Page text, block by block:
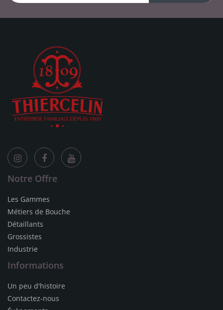
Notre Offre
Les Gammes
Métiers de Bouche
Détaillants
Grossistes
Industrie
Informations
Un peu d'histoire
Contactez-nous